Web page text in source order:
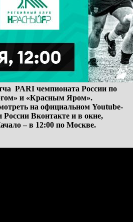
PARI чемпионата России по
и «Красным Яром».
на официальном Youtube-
России Вконтакте и в окне,
– в 12:00 по Москве.